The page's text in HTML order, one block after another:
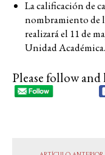
La calificación de
nombramiento de
realizará el 11 de
Unidad Académica.
Please follow and